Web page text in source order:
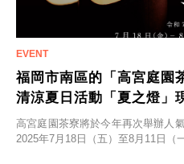
福岡市南區的「高宮庭園
清涼夏日活動「夏之燈」
高宮庭園茶寮將於今年再次舉辦人
2025年7月18日（五）至8月11日（